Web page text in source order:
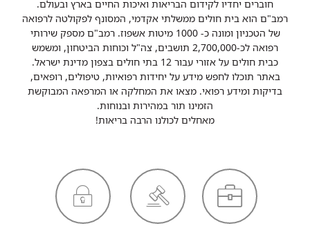
חוברים יחדיו לקידום הבריאות ואיכות החיים בארץ ובעולם.
רמב"ם הוא בית חולים ממשלתי אקדמי, המסונף לפקולטה לרפואה
של הטכניון ומונה כ- 1000 מיטות אשפוז. רמב"ם מספק שירותי
רפואה לכ-2,700,000 תושבים, צה"ל וכוחות הביטחון, ומשמש
כבית חולים על אזורי עבור 12 בתי חולים בצפון מדינת ישראל.
באתר תוכלו לחפש מידע על יחידות רפואיות, טיפולים, רופאים,
בדיקות ומידע רפואי. מצאו את המחלקה או המרפאה המבוקשת
הזמינו תור במהירות ובנוחות.
מאחלים לכולנו הרבה בריאות!